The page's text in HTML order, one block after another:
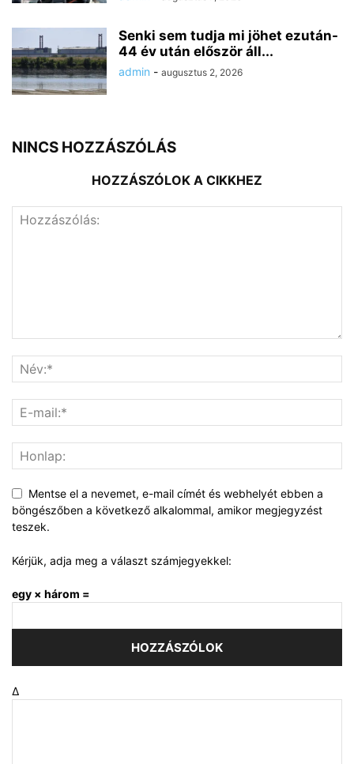
Senki sem tudja mi jöhet ezután-
44 év után először áll...
admin - augusztus 2, 2026
NINCS HOZZÁSZÓLÁS
HOZZÁSZÓLOK A CIKKHEZ
Mentse el a nevemet, e-mail címét és webhelyét ebben a
böngészőben a következő alkalommal, amikor megjegyzést
teszek.
Kérjük, adja meg a választ számjegyekkel:
egy × három =
Δ